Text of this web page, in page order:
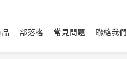
部落格 常見問題 聯絡我們